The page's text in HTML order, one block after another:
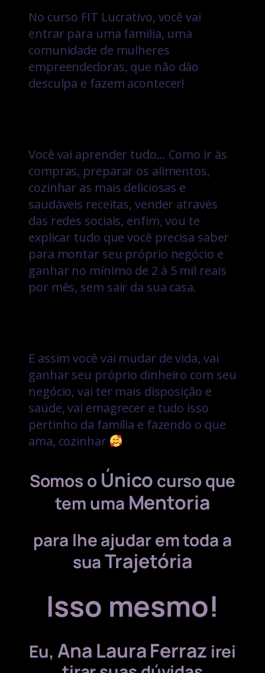
No curso FIT Lucrativo, você vai
entrar para uma familia, uma
comunidade de mulheres
empreendedoras, que não dão
desculpa e fazem acontecer!
Você vai aprender tudo… Como ir às
compras, preparar os alimentos,
cozinhar as mais deliciosas e
saudáveis receitas, vender através
das redes sociais, enfim, vou te
explicar tudo que você precisa saber
para montar seu próprio negócio e
ganhar no mínimo de 2 à 5 mil reais
por mês, sem sair da sua casa.
E assim você vai mudar de vida, vai
ganhar seu próprio dinheiro com seu
negócio, vai ter mais disposição e
saúde, vai emagrecer e tudo isso
pertinho da família e fazendo o que
ama, cozinhar
Somos o Único curso que
tem uma Mentoria
para lhe ajudar em toda a
suaTrajetória
Isso mesmo!
Eu,Ana Laura Ferraz irei